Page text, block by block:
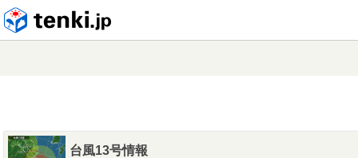
台風13号情報